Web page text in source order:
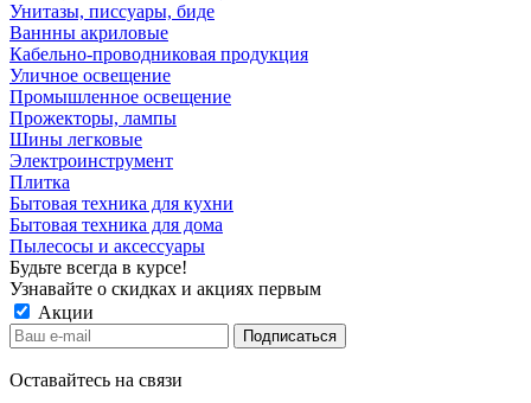
Унитазы, писсуары, биде
Ваннны акриловые
Кабельно-проводниковая продукция
Уличное освещение
Промышленное освещение
Прожекторы, лампы
Шины легковые
Электроинструмент
Плитка
Бытовая техника для кухни
Бытовая техника для дома
Пылесосы и аксессуары
Будьте всегда в курсе!
Узнавайте о скидках и акциях первым
Акции
Оставайтесь на связи